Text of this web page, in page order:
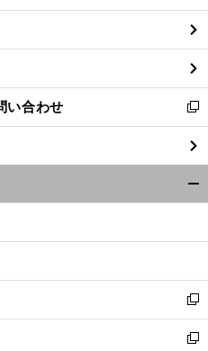
ン
ド
ウ
で
開
く
い合わせ
新
し
い
ウ
ィ
ン
ウ
開
く
新
し
い
新